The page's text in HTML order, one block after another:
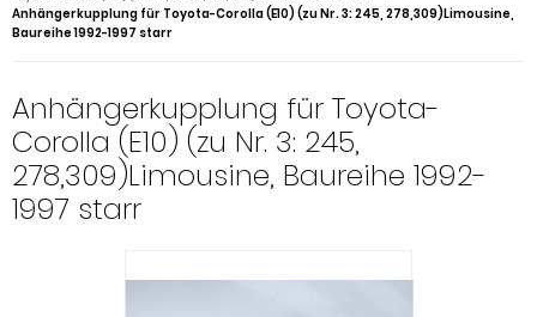
Anhängerkupplung für Toyota-Corolla (E10) (zu Nr. 3: 245, 278,309)Limousine,
Baureihe 1992-1997 starr
Anhängerkupplung für Toyota-
Corolla (E10) (zu Nr. 3: 245,
278,309)Limousine, Baureihe 1992-
1997 starr